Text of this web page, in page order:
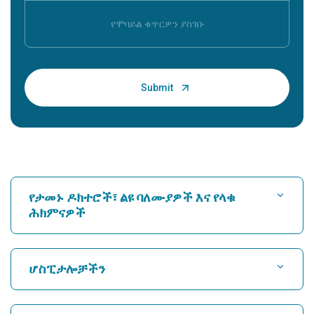
የታመኑ ዶክተሮች፣ ልዩ ባለሙያዎች እና የላቁ
ሕክምናዎች
ሆስፒታል ፈልግ
የልብ ሐኪም ያግኙ
ሆስፒታሎቻችን